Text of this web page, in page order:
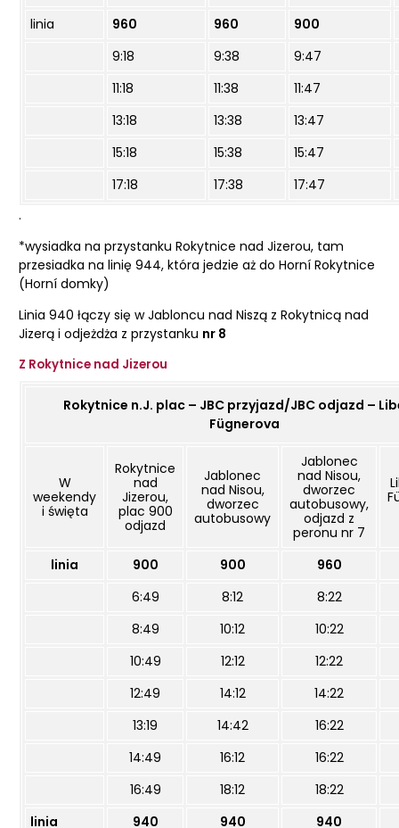
linia
960 960
900
9:18
9:38
9:47
11:18
11:38
11:47
13:18
13:38
13:47
15:18
15:38
15:47
17:18
17:38
17:47
.
*wysiadka na przystanku Rokytnice nad Jizerou, tam
przesiadka na linię 944, która jedzie aż do Horní Rokytnice
(Horní domky)
Linia 940 łączy się w Jabloncu nad Niszą z Rokytnicą nad
Jizerą i odjeżdża z przystanku nr 8
Z Rokytnice nad Jizerou
Rokytnice n.J. plac – JBC przyjazd/JBC odjazd –
Fügnerova
W
weekendy
i święta
Rokytnice
nad
Jizerou,
plac 900
odjazd
Jablonec
nad Nisou,
dworzec
autobusowy
Jablonec
nad Nisou,
dworzec
autobusowy,
odjazd z
peronu nr 7
linia 900 900
960
6:49
8:12
8:22
8:49
10:12
10:22
10:49
12:12
12:22
12:49
14:12
14:22
13:19
14:42
16:22
14:49
16:12
16:22
16:49
18:12
18:22
linia
940 940
940